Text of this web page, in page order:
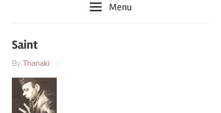
Menu
Saint
By Thanaki